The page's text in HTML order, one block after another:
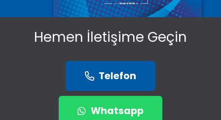
Hemen İletişime Geçin
Telefon
Whatsapp